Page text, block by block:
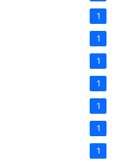
1
1
1
1
1
1
1